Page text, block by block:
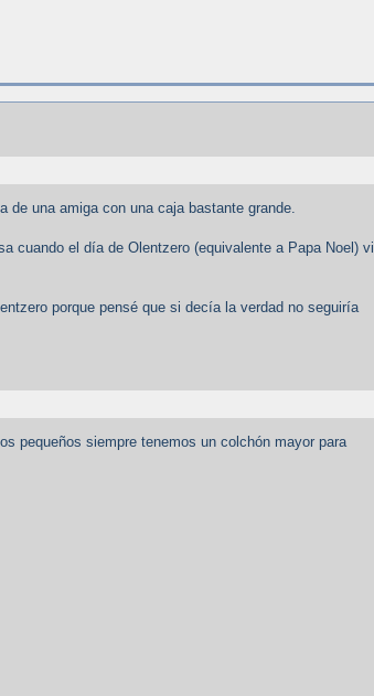
una amiga con una caja bastante grande.
cuando el día de Olentzero (equivalente a Papa Noel) vi
porque pensé que si decía la verdad no seguiría
pequeños siempre tenemos un colchón mayor para